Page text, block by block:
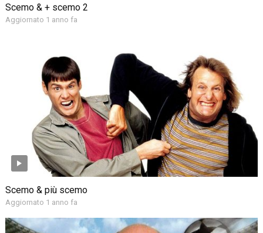
Scemo & + scemo 2
Aggiornato 1 anno fa
Scemo & più scemo
Aggiornato 1 anno fa